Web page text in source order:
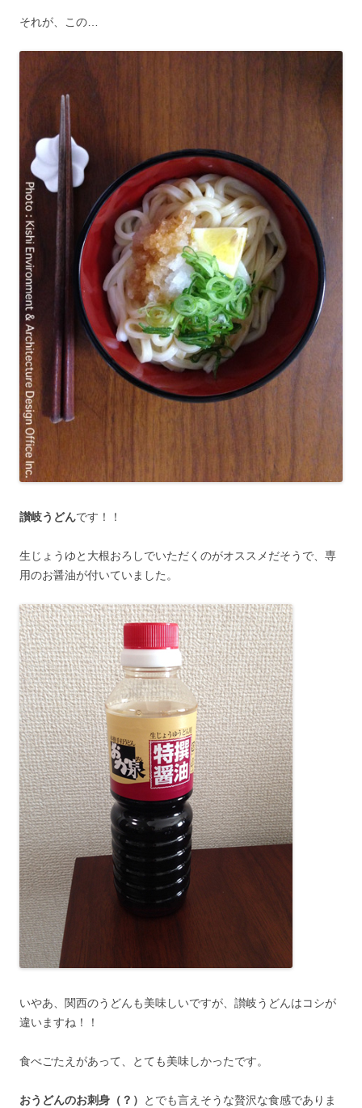
それが、この…
讃岐うどんです！！
生じょうゆと大根おろしでいただくのがオススメだそうで、専
用のお醤油が付いていました。
いやあ、関西のうどんも美味しいですが、讃岐うどんはコシが
違いますね！！
食べごたえがあって、とても美味しかったです。
おうどんのお刺身（？）
とでも言えそうな贅沢な食感でありま